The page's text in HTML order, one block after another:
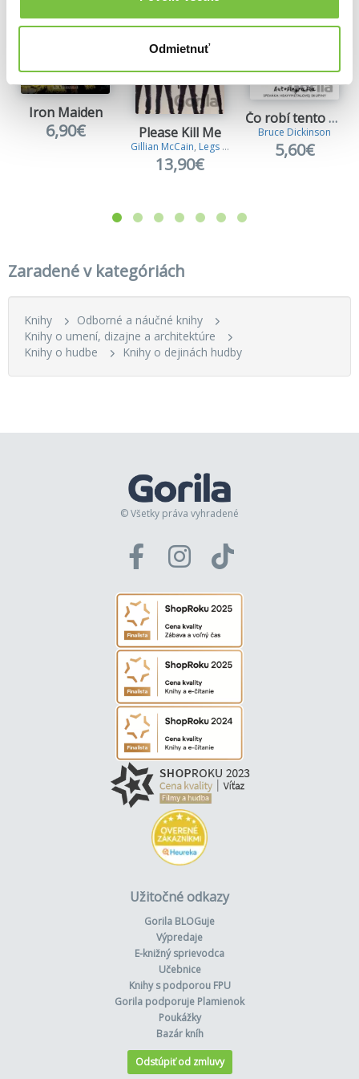
Odmietnuť
Iron Maiden
6,90€ Please Kill Me
Gillian McCain, Legs McNeil
13,90€
Čo robí tento gombík?
Bruce Dickinson
5,60€
Zaradené v kategóriách
Knihy
Odborné a náučné knihy
Knihy o umení, dizajne a architektúre
Knihy o hudbe
Knihy o dejinách hudby
© Všetky práva vyhradené
Užitočné odkazy
Gorila BLOGuje
Výpredaje
E-knižný sprievodca
Učebnice
Knihy s podporou FPU
Gorila podporuje Plamienok
Poukážky
Bazár kníh
Odstúpiť od zmluvy